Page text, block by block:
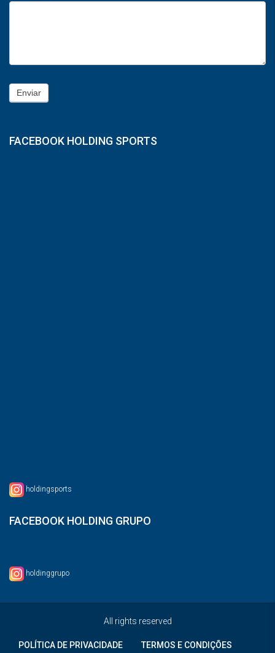
Enviar
FACEBOOK HOLDING SPORTS
holdingsports
FACEBOOK HOLDING GRUPO
holdinggrupo
All rights reserved
POLÍTICA DE PRIVACIDADE TERMOS E CONDIÇÕES